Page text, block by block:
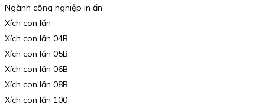
Ngành công nghiệp in ấn
Xích con lăn
Xích con lăn 04B
Xích con lăn 05B
Xích con lăn 06B
Xích con lăn 08B
Xích con lăn 100